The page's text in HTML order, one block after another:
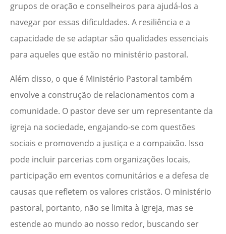
grupos de oração e conselheiros para ajudá-los a
navegar por essas dificuldades. A resiliência e a
capacidade de se adaptar são qualidades essenciais
para aqueles que estão no ministério pastoral.
Além disso, o que é Ministério Pastoral também
envolve a construção de relacionamentos com a
comunidade. O pastor deve ser um representante da
igreja na sociedade, engajando-se com questões
sociais e promovendo a justiça e a compaixão. Isso
pode incluir parcerias com organizações locais,
participação em eventos comunitários e a defesa de
causas que refletem os valores cristãos. O ministério
pastoral, portanto, não se limita à igreja, mas se
estende ao mundo ao nosso redor, buscando ser